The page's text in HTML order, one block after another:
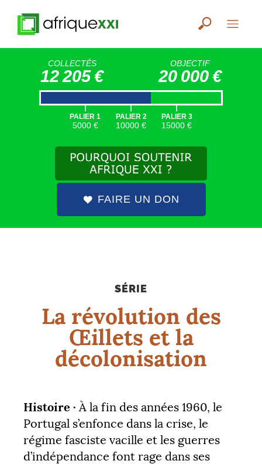
COLLECTÉS
12 205 €
OBJECTIF
20 000 €
|
PALIER 1
5000 €
|
PALIER 2
10000 €
|
PALIER 3
15000 €
FAIRE UN DON
SÉRIE
La révolution des
Œillets et la
décolonisation
Histoire · À la fin des années 1960, le
Portugal s’enfonce dans la crise, le
régime fasciste vacille et les guerres
d’indépendance font rage dans ses